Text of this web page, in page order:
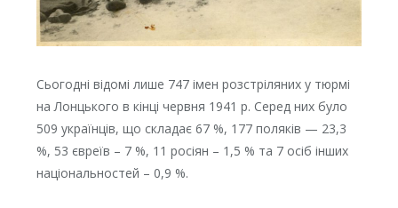
Сьогодні відомі лише 747 імен розстріляних у тюрмі
на Лонцького в кінці червня 1941 р. Серед них було
509 українців, що складає 67 %, 177 поляків — 23,3
%, 53 євреїв – 7 %, 11 росіян – 1,5 % та 7 осіб інших
національностей – 0,9 %.